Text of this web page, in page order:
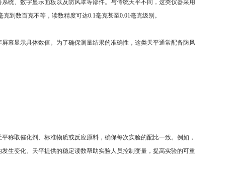
、数字显示面板以及防风罩等部件。与传统天平不同，这类仪器采用
到数百克不等，读数精度可达0.1毫克甚至0.01毫克级别。
显示具体数值。为了确保测量结果的准确性，这类天平通常配备防风
取催化剂、标准物质或反应原料，确保每次实验的配比一致。例如，
生变化。天平提供的稳定读数帮助实验人员控制变量，提高实验的可重